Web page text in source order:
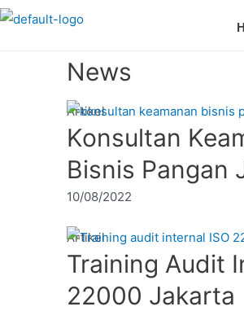
News
Artikel
Konsultan
Bisnis Pangan
10/08/2022
Artikel
Training Audit
22000 Jakarta